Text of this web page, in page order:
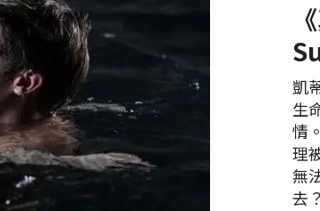
凱
生
情
理
無
去？